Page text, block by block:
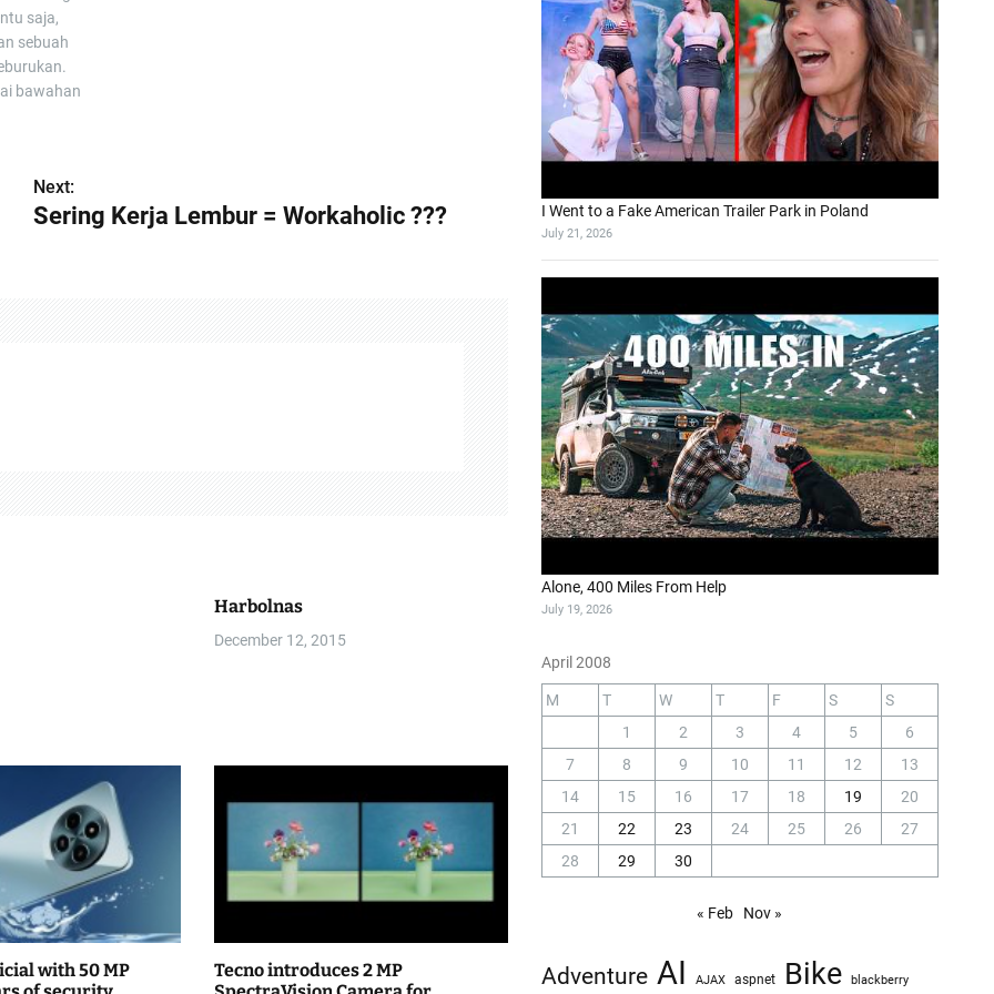
saja,
sebuah
bawahan
Next:
Sering Kerja Lembur = Workaholic ???
Harbolnas
December 12, 2015
with 50 MP
Tecno introduces 2 MP
I Went to a Fake American Trailer Park in Poland
July 21, 2026
Alone, 400 Miles From Help
July 19, 2026
April 2008
M T W T F S
S
1
2 3 4 5
6
7
8 9 10 11 12
13
14
15 16 17 18 19
20
21
22 23 24 25 26
27
28
29 30
« Feb Nov »
Adventure AI AJAX aspnet Bike blackberry